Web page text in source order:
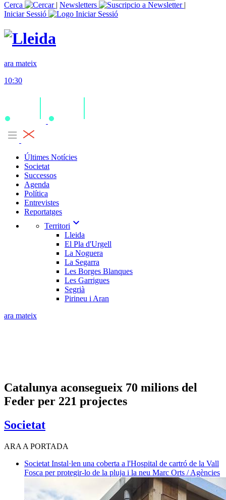
Cerca
| Newsletters
|
Iniciar Sessió
ara mateix
10:30
Últimes Notícies
Societat
Successos
Agenda
Política
Entrevistes
Reportatges
Territori expand_more
Lleida
El Pla d'Urgell
La Noguera
La Segarra
Les Borges Blanques
Les Garrigues
Segrià
Pirineu i Aran
ara mateix
Catalunya aconsegueix 70 milions del
Feder per 221 projectes
Societat
ARA A PORTADA
Societat Instal·len una coberta a l'Hospital de cartró de la Vall
Fosca per protegir-lo de la pluja i la neu Marc Orts / Agències